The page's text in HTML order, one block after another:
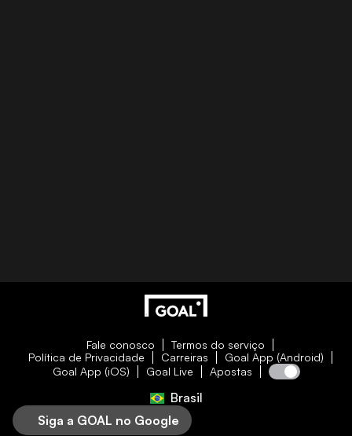
Fale conosco
Termos do serviço
Política de Privacidade
Carreiras
Goal App (Android)
Goal App (iOS)
Goal Live Apostas
Brasil
Siga a GOAL no Google